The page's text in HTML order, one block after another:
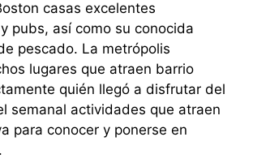
casas excelentes
pubs, así como su conocida
pescado. La metrópolis
lugares que atraen barrio
quién llegó a disfrutar del
semanal actividades que atraen
para conocer y ponerse en